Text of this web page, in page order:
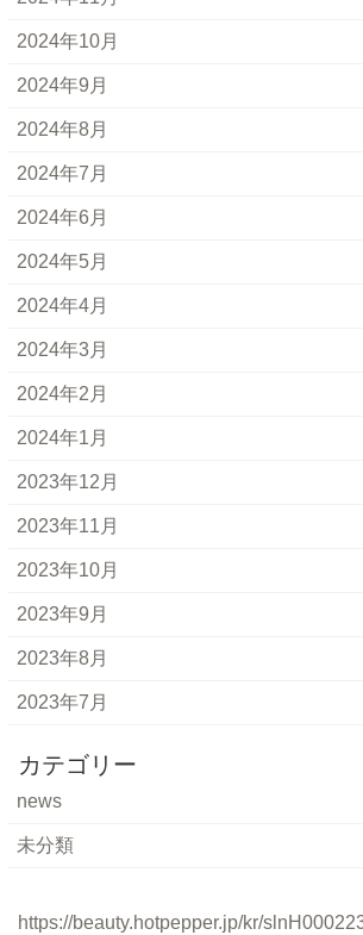
2024年10月
2024年9月
2024年8月
2024年7月
2024年6月
2024年5月
2024年4月
2024年3月
2024年2月
2024年1月
2023年12月
2023年11月
2023年10月
2023年9月
2023年8月
2023年7月
カテゴリー
news
未分類
https://beauty.hotpepper.jp/kr/